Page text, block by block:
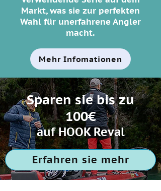
Markt, was sie zur perfekten
Wahl für unerfahrene Angler
macht.
Mehr Infomationen
Sparen sie bis zu
100€
auf HOOK Reval
Erfahren sie mehr